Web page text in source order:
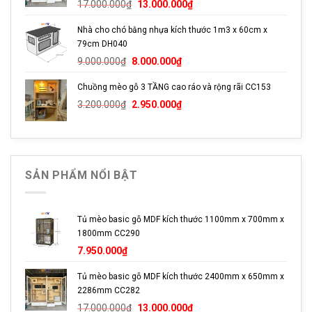
Hệ thống cửa 2 cánh bằng kính cường lực mở tạo độ thoáng
khí cho ngôi nhà, giúp mèo dễ dàng quan sát bên ngoài.
8.000.000₫.
17.000.000₫ Giá
là:
13.000.000₫Giá
tại
Nhà cho chó bằng nhựa kích thước 1m3 x 60cm x
79cm DH040
9.000.000₫ Giá
là:
9.000.000₫.
8.000.000₫Giá
tại
là:
Chuồng mèo gỗ 3 TẦNG cao ráo và rộng rãi CC153
3.200.000₫ Giá
2.950.000₫Giá
SẢN PHẨM NỔI BẬT
Tủ mèo basic gỗ MDF kích thước 1100mm x 700mm x
1800mm CC290
7.950.000₫
Tủ mèo basic gỗ MDF kích thước 2400mm x 650mm x
2286mm CC282
17.000.000₫ Giá
13.000.000₫Giá